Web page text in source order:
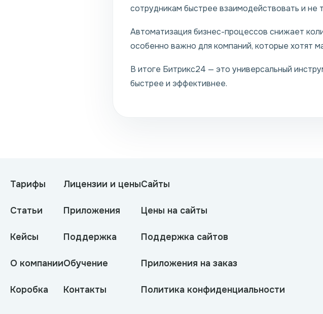
сотрудникам быстрее взаимодействовать и
Автоматизация бизнес-процессов снижает
особенно важно для компаний, которые хотят
В итоге Битрикс24 — это универсальный
быстрее и эффективнее.
Тарифы
Статьи
Кейсы
О компании
Коробка
Лицензии и цены
Приложения
Поддержка
Обучение
Контакты
Сайты
Цены на сайты
Поддержка сайтов
Приложения на заказ
Политика конфиденциальности